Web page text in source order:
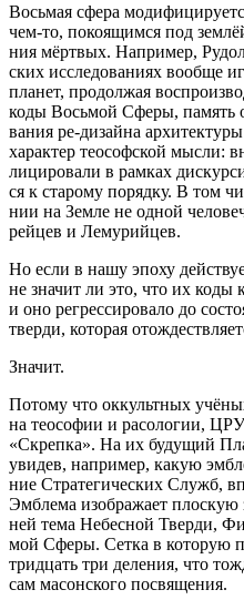
Вось­мая сфе­ра
чем-то, поко­я­щим­ся под
ния мёрт­вых. Напри­мер,
ских иссле­до­ва­ни­ях вооб­ще
пла­нет, про­дол­жая
коды Вось­мой Сфе­ры, память
ва­ния ре-дизай­на
харак­тер тео­соф­ской мыс­ли:
ли­ци­ро­ва­ли в рам­ках
ся к ста­ро­му поряд­ку. В том
нии на Зем­ле не одной
рей­цев и Лемурийцев.
Но если в нашу эпо­ху
не зна­чит ли это, что их коды
и оно регрес­си­ро­ва­ло до
твер­ди, кото­рая
Зна­чит.
Пото­му что оккульт­ных
на тео­со­фии и расо­ло­гии,
«Скреп­ка». На их буду­щий
уви­дев, напри­мер, какую
ние Стра­те­ги­че­ских Служб,
Эмбле­ма изоб­ра­жа­ет плос­кую
ней тема Небес­ной Твер­ди,
мой Сфе­ры. Сет­ка в кото­рую
трид­цать три деле­ния, что
сам масон­ско­го посвящения.